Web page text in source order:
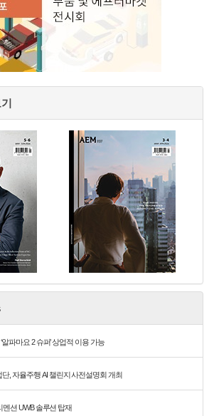
파마요 2 슈퍼’ 상업적 이용 가능
, 자율주행 AI 챌린지 사전설명회 개최
멘션 UWB 솔루션 탑재